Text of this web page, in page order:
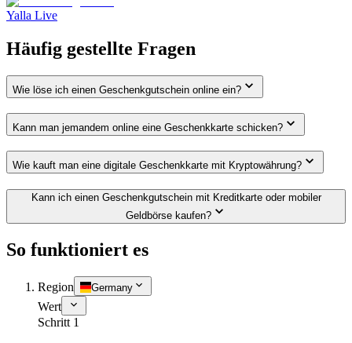
Yalla Live
Häufig gestellte Fragen
Wie löse ich einen Geschenkgutschein online ein?
Kann man jemandem online eine Geschenkkarte schicken?
Wie kauft man eine digitale Geschenkkarte mit Kryptowährung?
Kann ich einen Geschenkgutschein mit Kreditkarte oder mobiler
Geldbörse kaufen?
So funktioniert es
Region Germany
Wert
Schritt 1